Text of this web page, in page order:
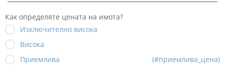
Как определяте цената на имота?
Изключително висока
Висока
Приемлива
(#приемлива_цена)